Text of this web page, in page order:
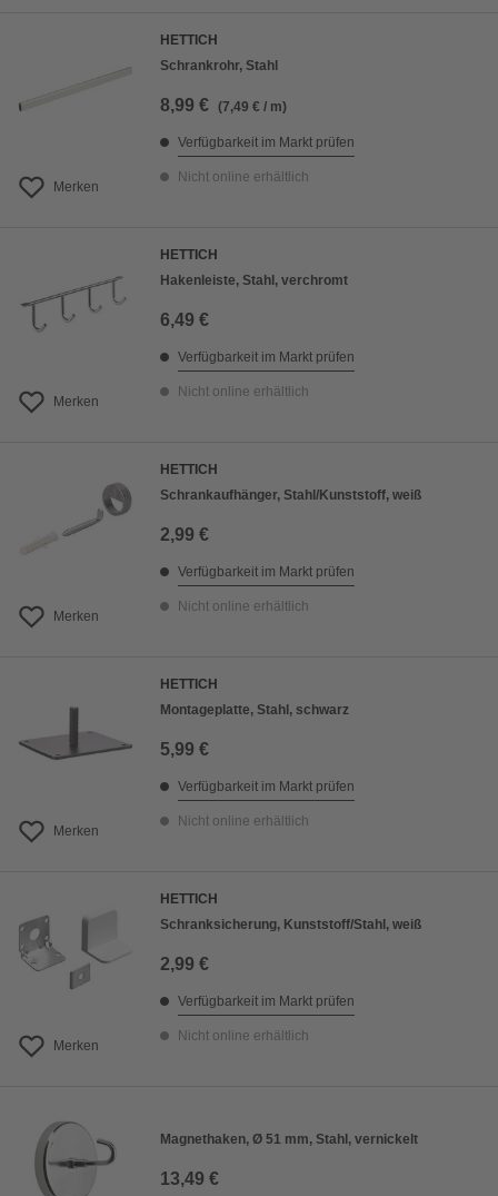
Merken
HETTICH
Schrankrohr, Stahl
8,99 € (7,49 € / m)
Verfügbarkeit im Markt prüfen
Nicht online erhältlich
Merken
HETTICH
Hakenleiste, Stahl, verchromt
6,49 €
Verfügbarkeit im Markt prüfen
Nicht online erhältlich
Merken
HETTICH
Schrankaufhänger, Stahl/Kunststoff, weiß
2,99 €
Verfügbarkeit im Markt prüfen
Nicht online erhältlich
Merken
HETTICH
Montageplatte, Stahl, schwarz
5,99 €
Verfügbarkeit im Markt prüfen
Nicht online erhältlich
Merken
HETTICH
Schranksicherung, Kunststoff/Stahl, weiß
2,99 €
Verfügbarkeit im Markt prüfen
Nicht online erhältlich
Magnethaken, Ø 51 mm, Stahl, vernickelt
13,49 €